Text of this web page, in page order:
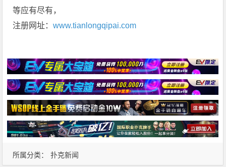
等应有尽有，
注册网址：www.tianlongqipai.com
所属分类： 扑克新闻